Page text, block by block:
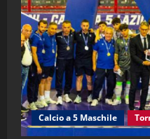
2 28/04/
Calcio a 5 Maschile